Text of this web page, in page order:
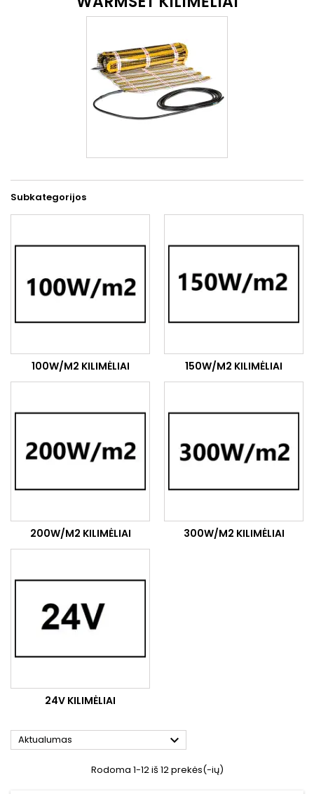
Subkategorijos
100W/M2 KILIMĖLIAI 150W/M2 KILIMĖLIAI
200W/M2 KILIMĖLIAI 300W/M2 KILIMĖLIAI
24V KILIMĖLIAI
Aktualumas 
Rodoma 1-12 iš 12 prekės(-ių)